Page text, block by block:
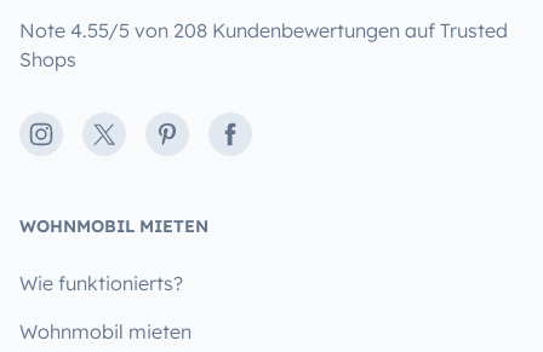
Note 4.55/5 von 208 Kundenbewertungen auf Trusted
Shops
Instagram
X PinterestFacebook
WOHNMOBIL MIETEN
Wie funktionierts?
Wohnmobil mieten